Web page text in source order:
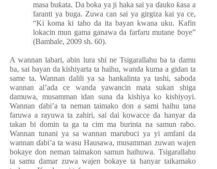
masa buƙata. Da boka ya ji haka sai ya ɗauko ƙasa a
faranti ya buga. Zuwa can sai ya girgiza kai ya ce,
“Ki koma ki taho da ita bayan kwana uku. Kafin
lokacin mun gama ganawa da farfaru mutane ɓoye”
(Bambale, 2009 sh. 60).
A wannan labari, abin lura shi ne Tsigarallahu ba ta damu
ba, sai bayan da kishiyarta ta haihu, wanda kuma a gidan ta
same ta. Wannan dalili ya sa hankalinta ya tashi, saboda
wannan al’ada ce wanda yawancin mata sukan shiga
damuwa, musamman idan suna da kishiya ko kishiyoyi.
Wannan ɗabi’a ta neman taimako don a sami haihu tana
faruwa a rayuwa ta zahiri, sai dai kowacce da hanyar da
takan bi domin ta ga ta cim ma burinta na samun rabo.
Wannan tunani ya sa wannan marubuci ya yi amfani da
wannanɗabi’a ta wasu Hausawa, musamman zuwan wajen
bokaye don neman taimakon samun haihuwa. Tsigarallahu
ta samu damar zuwa wajen bokaye ta hanyar taikamako